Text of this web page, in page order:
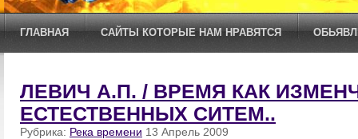
ГЛАВНАЯ САЙТЫ КОТОРЫЕ НАМ НРАВЯТСЯ
ЛЕВИЧ А.П. / ВРЕМЯ КАК
ЕСТЕСТВЕННЫХ СИТЕМ..
Рубрика: Река времени 13 Апрель 2009